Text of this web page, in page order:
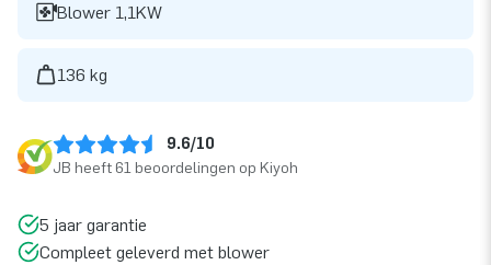
Blower 1,1KW
136 kg
9.6/10
JB heeft 61 beoordelingen op Kiyoh
5 jaar garantie
Compleet geleverd met blower